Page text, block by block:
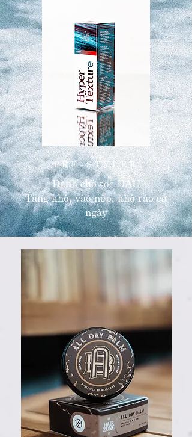
PRE-STYLER
​Dành cho tóc DẦU
​Tăng khô, vào nếp, khô ráo cả
ngày